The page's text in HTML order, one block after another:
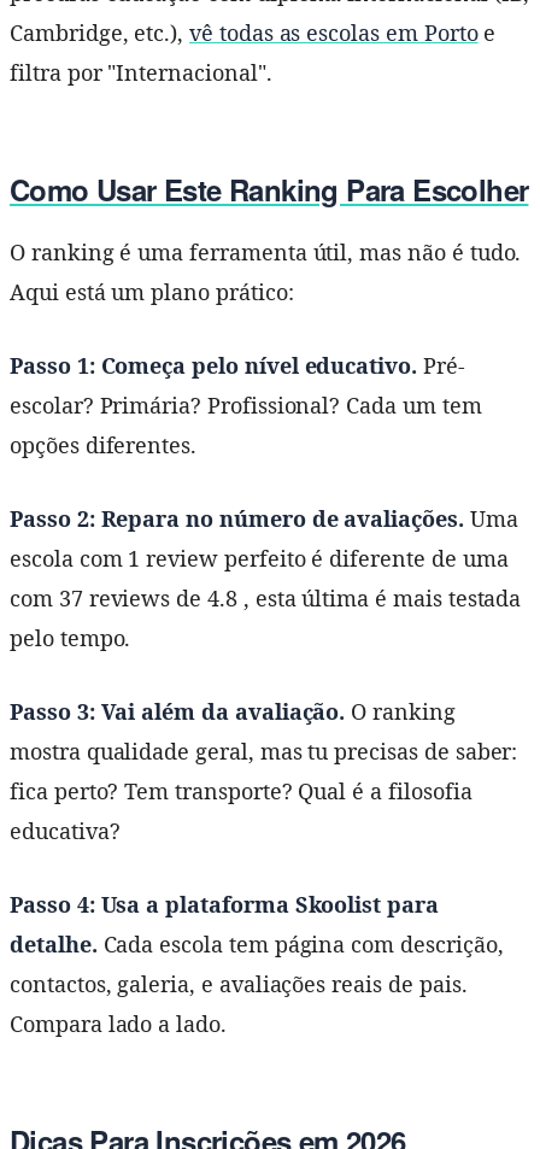
Cambridge, etc.),vê todas as escolas em Portoe
filtra por "Internacional".
Como Usar Este Ranking Para Escolher
O ranking é uma ferramenta útil, mas não é tudo.
Aqui está um plano prático:
Passo 1: Começa pelo nível educativo. Pré-
escolar? Primária? Profissional? Cada um tem
opções diferentes.
Passo 2: Repara no número de avaliações. Uma
escola com 1 review perfeito é diferente de uma
com 37 reviews de 4.8 , esta última é mais testada
pelo tempo.
Passo 3: Vai além da avaliação. O ranking
mostra qualidade geral, mas tu precisas de saber:
fica perto? Tem transporte? Qual é a filosofia
educativa?
Passo 4: Usa a plataforma Skoolist para
detalhe. Cada escola tem página com descrição,
contactos, galeria, e avaliações reais de pais.
Compara lado a lado.
Dicas Para Inscrições em 2026